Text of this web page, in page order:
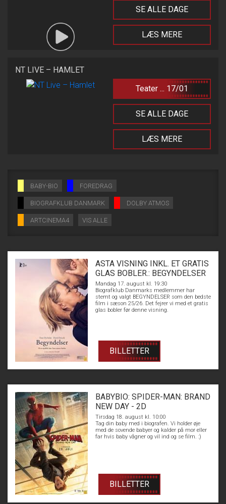
SE ALLE DAGE
LÆS MERE
NT LIVE – HAMLET
Teater ... 17/01
SE ALLE DAGE
LÆS MERE
BABY-BIO FOREDRAG
BIOGRAFKLUB DANMARK DOLBY ATMOS
ARTCINEMA4 VIS ALLE
ASTA VISNING INKL. ET GRATIS
GLAS BOBLER.: BEGYNDELSER
Mandag 17. august kl. 19:30
Biografklub Danmarks medlemmer har
stemt og valgt BEGYNDELSER som den bedste
film i sæson 25/26. Det fejrer vi med et gratis
glas bobler før denne visning.
BILLETTER
BABYBIO: SPIDER-MAN: BRAND
NEW DAY - 2D
Tirsdag 18. august kl. 10:00
Tag din baby med i biografen. Vi holder øje
med de sovende babyer og kalder på mor eller
far hvis baby vågner og vil ind og se film. :)
BILLETTER